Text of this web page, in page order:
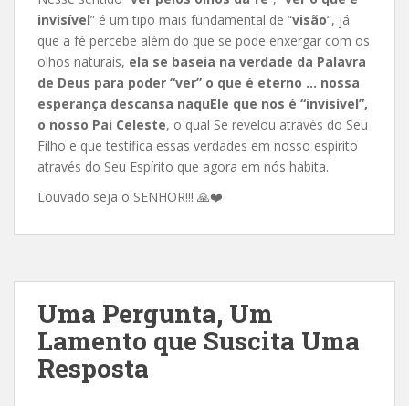
invisível” é um tipo mais fundamental de “visão“, já
que a fé percebe além do que se pode enxergar com os
olhos naturais, ela se baseia na verdade da Palavra
de Deus para poder “ver” o que é eterno … nossa
esperança descansa naquEle que nos é “invisível”,
o nosso Pai Celeste, o qual Se revelou através do Seu
Filho e que testifica essas verdades em nosso espírito
através do Seu Espírito que agora em nós habita.
Louvado seja o SENHOR!!! 🙏❤️
Uma Pergunta, Um
Lamento que Suscita Uma
Resposta